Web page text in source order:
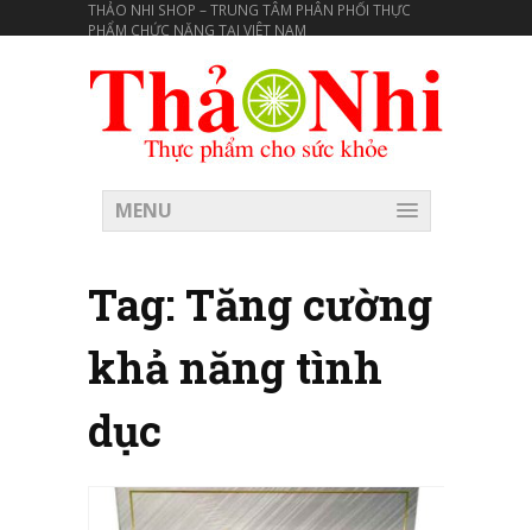
THẢO NHI SHOP – TRUNG TÂM PHÂN PHỐI THỰC
PHẨM CHỨC NĂNG TẠI VIÊT NAM
MENU
Tag: Tăng cường
khả năng tình
dục